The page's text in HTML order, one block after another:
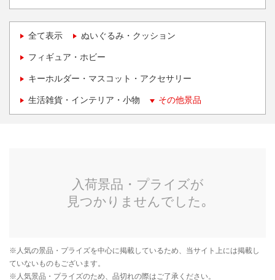
全て表示 ぬいぐるみ・クッション
フィギュア・ホビー
キーホルダー・マスコット・アクセサリー
生活雑貨・インテリア・小物 その他景品